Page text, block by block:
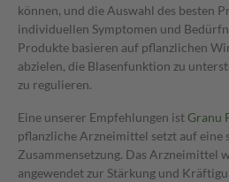
können, und die Auswahl des besten
individuellen Symptomen und
Produkte basieren auf pflanzlichen
abzielen, die Blasenfunktion zu
zu regulieren.
Eine unserer Empfehlungen istGranu
pflanzliche Arzneimittel setzt auf eine
Zusammensetzung. Das Arzneimittel
angewendet zur Stärkung und